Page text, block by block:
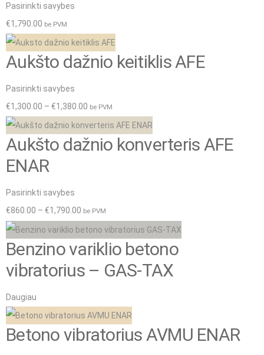
page
may
be
the
product
page
Pasirinkti savybes
has
multiple
options
may
be
page
€1,790.00 be PVM
Aukšto dažnio keitiklis AFE
Pasirinkti savybes
product
has
multiple
may
be
chosen
on
page
€1,300.00 – €1,380.00 Price
range:
€1,300.00
be PVM
Aukšto dažnio konverteris AFE
ENAR
Pasirinkti savybes
product
has
multiple
variants.
may
be
€860.00 – €1,790.00 Price
range:
€860.00
through
be PVM
Benzino variklio betono
vibratorius – GAS-TAX
Daugiau
Betono vibratorius AVMU ENAR